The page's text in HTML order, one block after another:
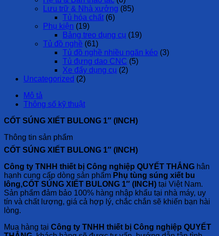
Lưu trữ & Nhà xưởng (85)
Tủ hóa chất (6)
Phụ kiện (19)
Bảng treo dụng cụ (19)
Tủ đồ nghề (61)
Tủ đồ nghề nhiều ngăn kéo (3)
Tủ đựng dao CNC (5)
Xe đẩy dụng cụ (2)
Uncategorized (2)
Mô tả
Thông số kỹ thuật
CỐT SÚNG XIẾT BULONG 1″ (INCH)
Thông tin sản phẩm
CỐT SÚNG XIẾT BULONG 1″ (INCH)
Công ty TNHH thiết bị Công nghiệp QUYẾT THẮNG hân
hạnh cung cấp dòng sản phẩm Phụ tùng súng xiết bu
lông,CỐT SÚNG XIẾT BULONG 1″ (INCH) tại Việt Nam.
Sản phẩm đảm bảo 100% hàng nhập khẩu tại nhà máy, uy
tín và chất lượng, giá cả hợp lý, chắc chắn sẽ khiến bạn hài
lòng.
Mua hàng tại Công ty TNHH thiết bị Công nghiệp QUYẾT